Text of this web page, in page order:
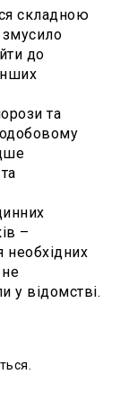
складною
змусило
до
та
–
необхідних
у відомстві.